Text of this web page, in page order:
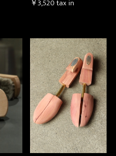
￥3,520tax in